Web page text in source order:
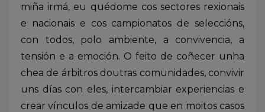
miña irmá, eu quédome cos sectores rexionais
e nacionais e cos campionatos de seleccións,
con todos, polo ambiente, a convivencia, a
tensión e a emoción. O feito de coñecer unha
chea de árbitros doutras comunidades, convivir
uns días con eles, intercambiar experiencias e
crear vínculos de amizade que en moitos casos